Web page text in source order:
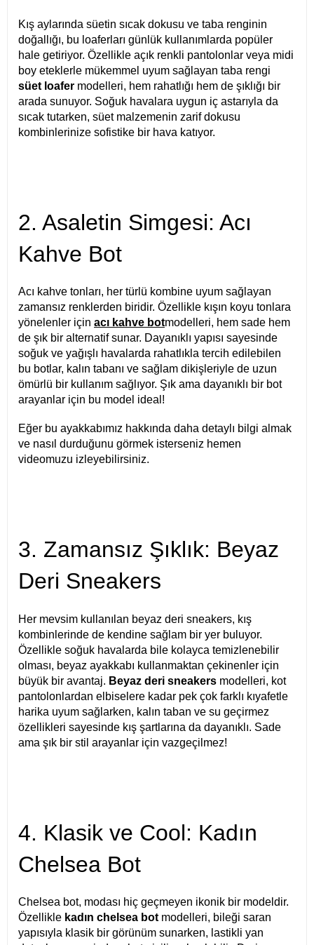
Kış aylarında süetin sıcak dokusu ve taba renginin
doğallığı, bu loaferları günlük kullanımlarda popüler
hale getiriyor. Özellikle açık renkli pantolonlar veya midi
boy eteklerle mükemmel uyum sağlayan taba rengi
süet loafer modelleri, hem rahatlığı hem de şıklığı bir
arada sunuyor. Soğuk havalara uygun iç astarıyla da
sıcak tutarken, süet malzemenin zarif dokusu
kombinlerinize sofistike bir hava katıyor.
2. Asaletin Simgesi: Acı
Kahve Bot
Acı kahve tonları, her türlü kombine uyum sağlayan
zamansız renklerden biridir. Özellikle kışın koyu tonlara
yönelenler için acı kahve botmodelleri, hem sade hem
de şık bir alternatif sunar. Dayanıklı yapısı sayesinde
soğuk ve yağışlı havalarda rahatlıkla tercih edilebilen
bu botlar, kalın tabanı ve sağlam dikişleriyle de uzun
ömürlü bir kullanım sağlıyor. Şık ama dayanıklı bir bot
arayanlar için bu model ideal!
Eğer bu ayakkabımız hakkında daha detaylı bilgi almak
ve nasıl durduğunu görmek isterseniz hemen
videomuzu izleyebilirsiniz.
3. Zamansız Şıklık: Beyaz
Deri Sneakers
Her mevsim kullanılan beyaz deri sneakers, kış
kombinlerinde de kendine sağlam bir yer buluyor.
Özellikle soğuk havalarda bile kolayca temizlenebilir
olması, beyaz ayakkabı kullanmaktan çekinenler için
büyük bir avantaj. Beyaz deri sneakers modelleri, kot
pantolonlardan elbiselere kadar pek çok farklı kıyafetle
harika uyum sağlarken, kalın taban ve su geçirmez
özellikleri sayesinde kış şartlarına da dayanıklı. Sade
ama şık bir stil arayanlar için vazgeçilmez!
4. Klasik ve Cool: Kadın
Chelsea Bot
Chelsea bot, modası hiç geçmeyen ikonik bir modeldir.
Özellikle kadın chelsea bot modelleri, bileği saran
yapısıyla klasik bir görünüm sunarken, lastikli yan